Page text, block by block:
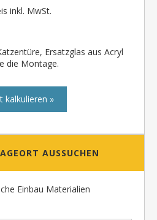
inkl. MwSt.
Ersatzglas aus Acryl
die Montage.
kalkulieren »
AUSSUCHEN
Einbau Materialien